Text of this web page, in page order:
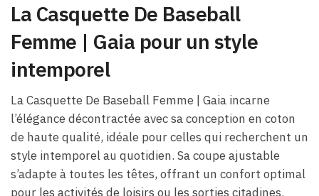
La Casquette De Baseball
Femme |​ Gaia pour un style
intemporel
La Casquette De Baseball Femme |​ Gaia incarne
l’élégance décontractée avec sa conception en coton
de haute qualité, idéale pour celles qui recherchent un
style intemporel au quotidien. Sa coupe ajustable
s’adapte à toutes les têtes, offrant un confort optimal
pour les activités de loisirs ou les sorties citadines.